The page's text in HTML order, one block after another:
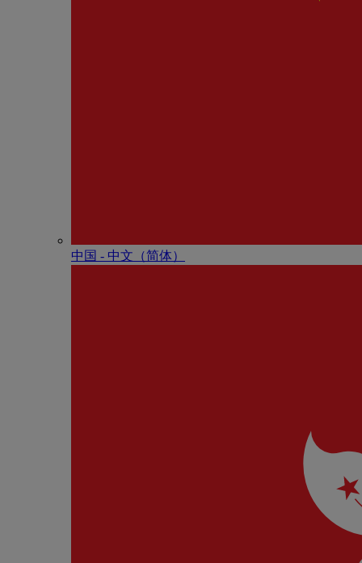
中国 - 中⽂（简体）